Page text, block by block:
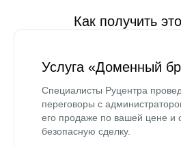
Как получить
Услуга «Доменный
Специалисты Руцентра
переговоры с
его продаже по вашей цене и
безопасную сделку.